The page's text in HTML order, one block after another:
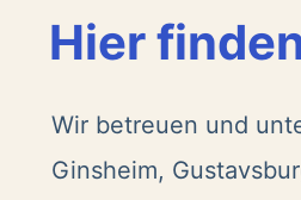
Hier
Wir betreuen und
Ginsheim,